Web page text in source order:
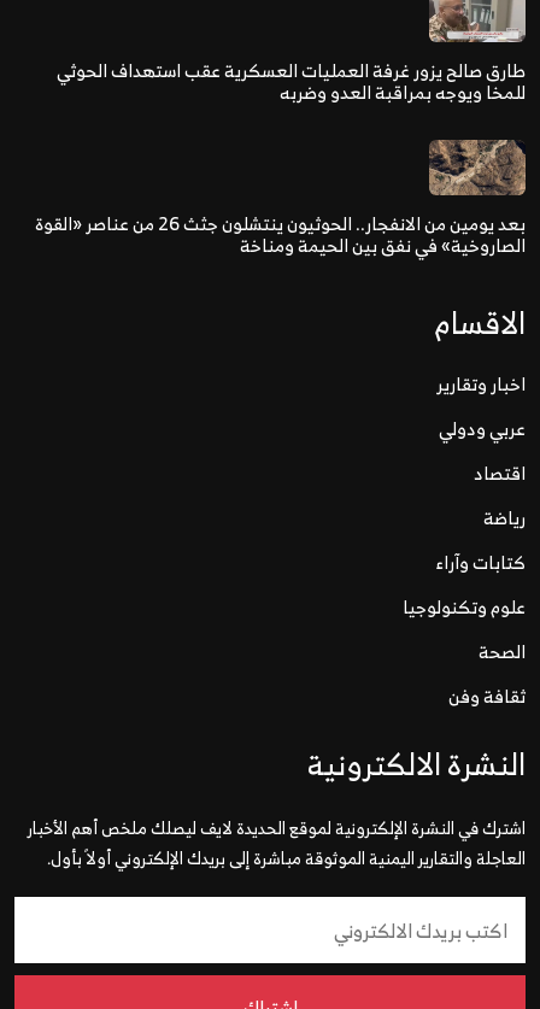
طارق صالح يزور غرفة العمليات العسكرية عقب استهداف الحوثي
للمخا ويوجه بمراقبة العدو وضربه
بعد يومين من الانفجار.. الحوثيون ينتشلون جثث 26 من عناصر «القوة
الصاروخية» في نفق بين الحيمة ومناخة
الاقسام
اخبار وتقارير
عربي ودولي
اقتصاد
رياضة
كتابات وآراء
علوم وتكنولوجيا
الصحة
ثقافة وفن
النشرة الالكترونية
اشترك في النشرة الإلكترونية لموقع الحديدة لايف ليصلك ملخص أهم الأخبار
العاجلة والتقارير اليمنية الموثوقة مباشرة إلى بريدك الإلكتروني أولاً بأول.